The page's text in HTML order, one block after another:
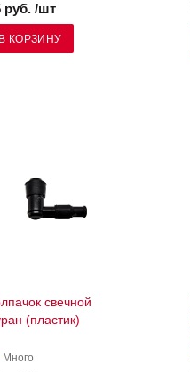
руб. /шт
В КОРЗИНУ
свечной
(пластик)
Много